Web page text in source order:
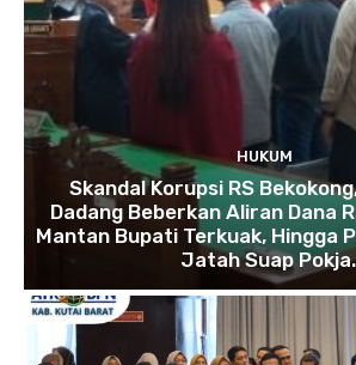
HUKUM
Skandal Korupsi RS
Dadang Beberkan Aliran Dana
Mantan Bupati Terkuak, Hingga
Jatah Suap Pokja.